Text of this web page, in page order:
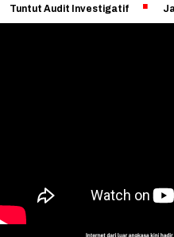
Jaga Kelestarian